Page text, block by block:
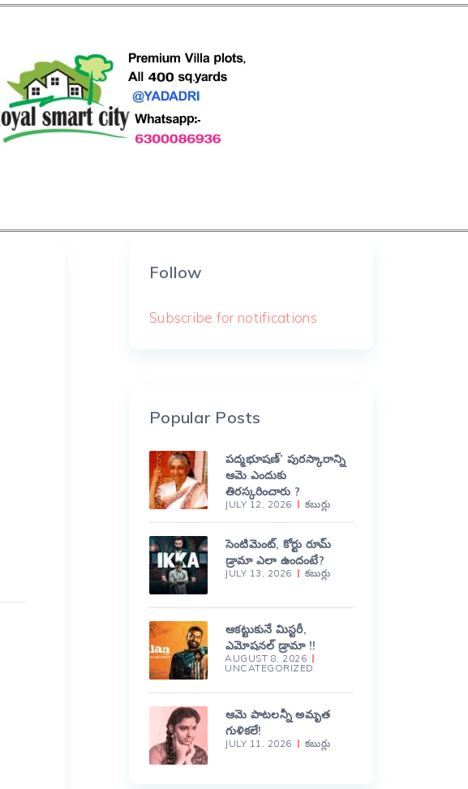
Follow
Subscribe for notifications
Popular Posts
పద్మభూషణ్’ పురస్కారాన్ని
ఆమె ఎందుకు
తిరస్కరించారు ?
JULY 12, 2026 కబుర్లు
సెంటిమెంట్, కోర్టు రూమ్
డ్రామా ఎలా ఉందంటే?
JULY 13, 2026 కబుర్లు
ఆకట్టుకునే మిస్టరీ,
ఎమోషనల్ డ్రామా !!
AUGUST 8, 2026
UNCATEGORIZED
ఆమె పాటలన్నీ అమృత
గుళికలే!
JULY 11, 2026 కబుర్లు